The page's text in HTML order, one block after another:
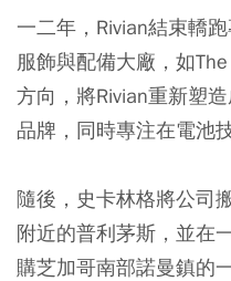
一二年，Rivian結束轎
服飾與配備大廠，如
方向，將Rivian重新塑
品牌，同時專注在電池
隨後，史卡林格將公司
附近的普利茅斯，並在
購芝加哥南部諾曼鎮的